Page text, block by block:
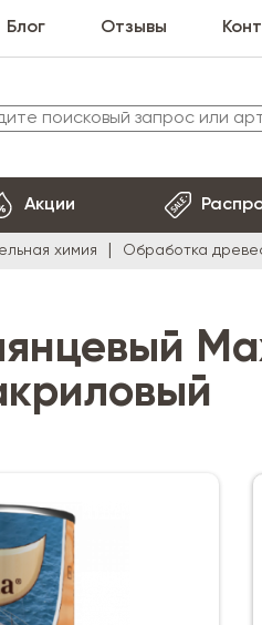
Блог Отзывы
Акции
химия Обработка